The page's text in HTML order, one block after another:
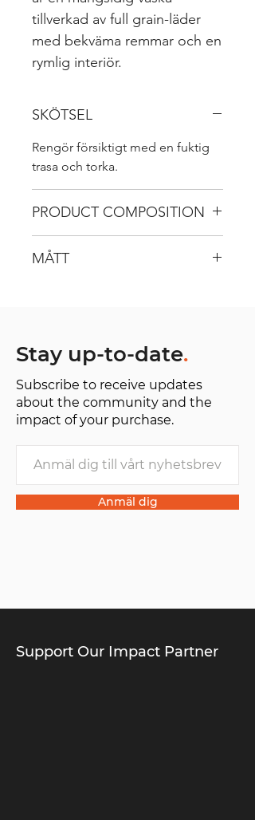
tillverkad av full grain-läder
med bekväma remmar och en
rymlig interiör.
SKÖTSEL
Rengör försiktigt med en fuktig
trasa och torka.
PRODUCT COMPOSITION
MÅTT
Stay up-to-date.
Subscribe to receive updates
about the community and the
impact of your purchase.
Anmäl dig
Support Our Impact Partner